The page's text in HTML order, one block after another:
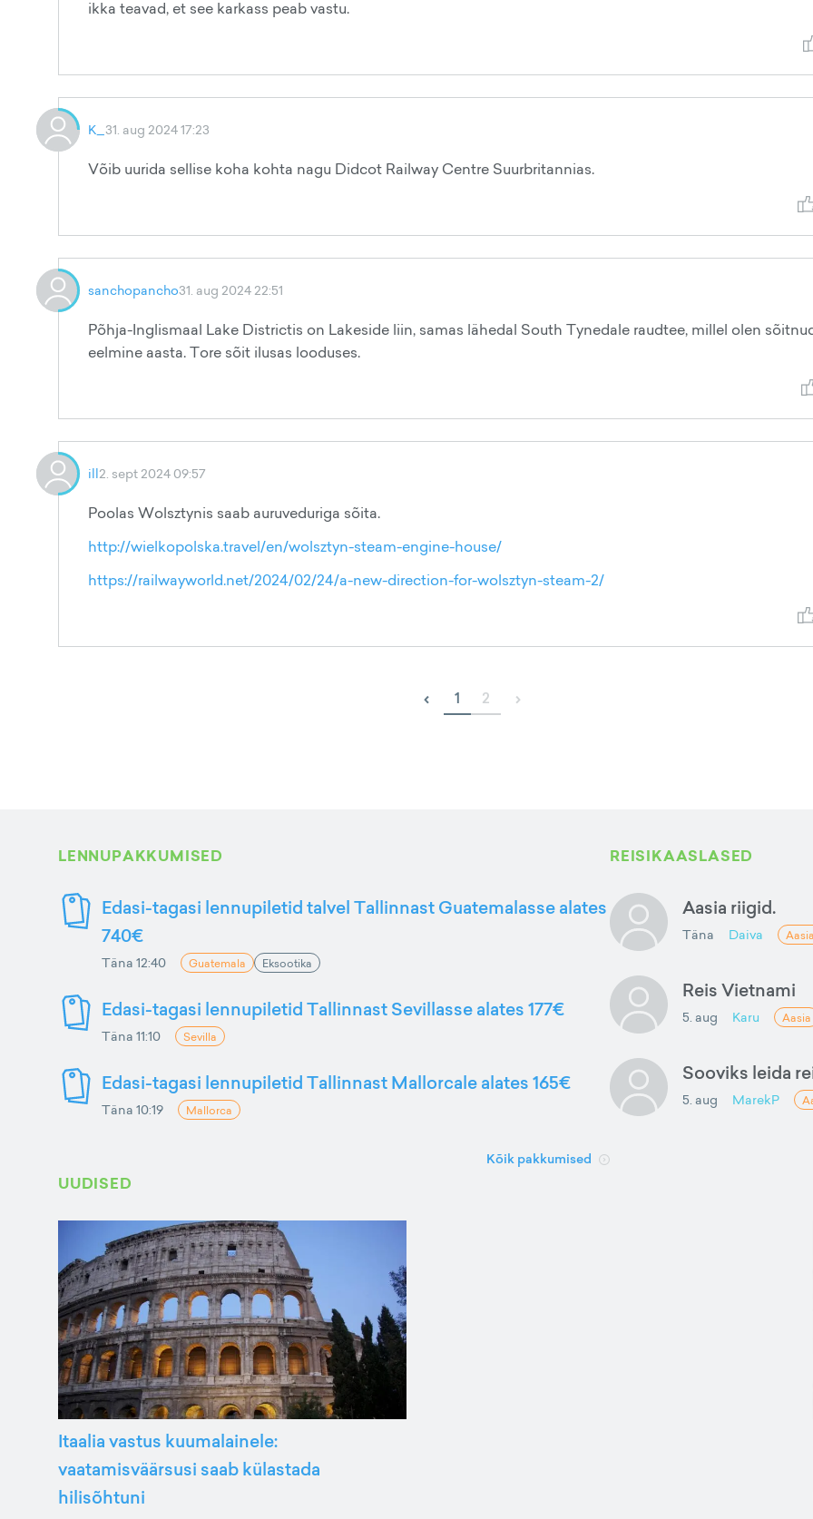
ikka teavad, et see karkass peab vastu.
K_ 31. aug 2024 17:23
Võib uurida sellise koha kohta nagu Didcot Railway Centre Suurbritannias.
sanchopancho31. aug 2024 22:51
Põhja-Inglismaal Lake Districtis on Lakeside liin, samas lähedal South Tynedale raudtee, millel olen
eelmine aasta. Tore sõit ilusas looduses.
ill2. sept 2024 09:57
Poolas Wolsztynis saab auruveduriga sõita.
http://wielkopolska.travel/en/wolsztyn-steam-engine-house/
https://railwayworld.net/2024/02/24/a-new-direction-for-wolsztyn-steam-2/
‹ 1 2 ›
LENNUPAKKUMISED
Edasi-tagasi lennupiletid talvel Tallinnast Guatemalasse alates
740€
Täna 12:40 Guatemala Eksootika
Edasi-tagasi lennupiletid Tallinnast Sevillasse alates 177€
Täna 11:10 Sevilla
Edasi-tagasi lennupiletid Tallinnast Mallorcale alates 165€
Täna 10:19 Mallorca
Kõik pakkumised
REISIKAASLASED
Aasia riigid.
Täna Daiva Aasia
Reis Vietnami
5. aug Karu Aasia
Sooviks leida
5. aug MarekP
UUDISED
Itaalia vastus kuumalainele:
vaatamisväärsusi saab külastada
hilisõhtuni